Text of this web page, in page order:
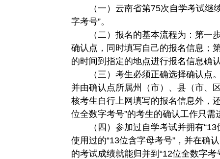
（一）云南省第75次自学考试继续
字考号”。
（二）报名的基本流程为：第一步
确认点，同时填写自己的报名信息；
的时间到指定的地点进行报名信息确
（三）考生必须正确选择确认点。
并由确认点所属州（市）、县（市、
核考生自行上网填写的报名信息外，
位全数字考号”的考生的确认工作只
（四）参加过自学考试并拥有“13
使用过的“13位含字母考号”，并在确
的考试成绩就能归并到“12位全数字考